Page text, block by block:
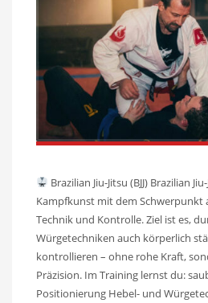
Brazilian Jiu-Jitsu (BJJ) Brazilian
Kampfkunst mit dem Schwerpunkt
Technik und Kontrolle. Ziel ist es,
Würgetechniken auch körperlich
kontrollieren – ohne rohe Kraft,
Präzision. Im Training lernst du:
Positionierung Hebel- und